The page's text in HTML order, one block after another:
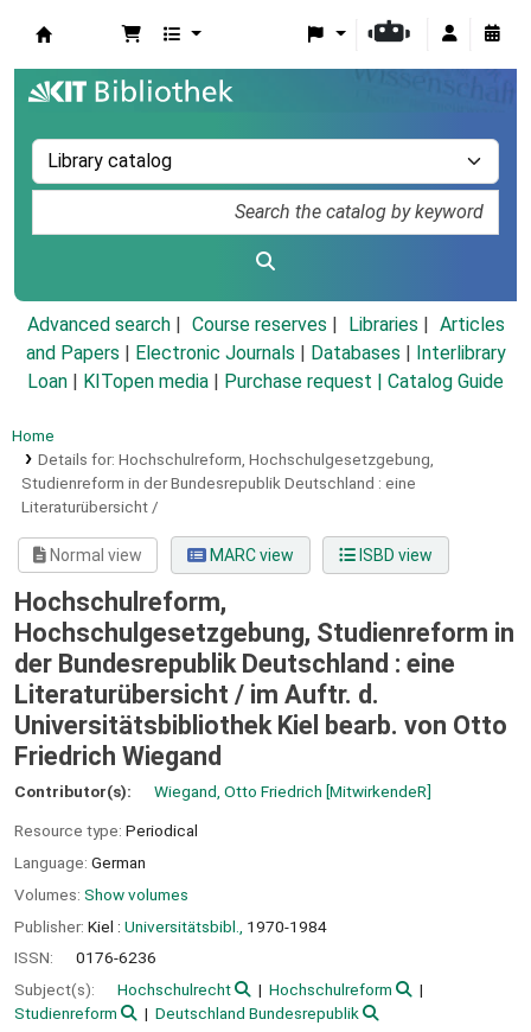
Advanced search Course reserves Libraries
Articles
and Papers
Electronic Journals Databases
Interlibrary
Loan
KITopen media Purchase request | Catalog Guide
Home
Details for: Hochschulreform, Hochschulgesetzgebung,
Studienreform in der Bundesrepublik Deutschland : eine
Literaturübersicht /
Normal view MARC view ISBD view
Hochschulreform,
Hochschulgesetzgebung, Studienreform in
der Bundesrepublik Deutschland : eine
Literaturübersicht / im Auftr. d.
Universitätsbibliothek Kiel bearb. von Otto
Friedrich Wiegand
Contributor(s): Wiegand, Otto Friedrich [MitwirkendeR]
Resource type: Periodical
Language: German
Volumes: Show volumes
Publisher: Kiel : Universitätsbibl.,
1970-1984
ISSN:
0176-6236
Subject(s):
Hochschulrecht
Hochschulreform
Studienreform
Deutschland Bundesrepublik